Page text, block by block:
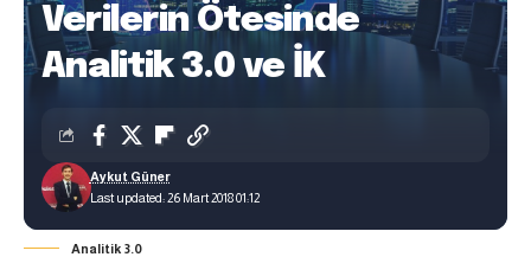
Verilerin Ötesinde
Analitik 3.0 ve İK
Last updated: 26 Mart 2018 01:12
Aykut Güner
Analitik 3.0